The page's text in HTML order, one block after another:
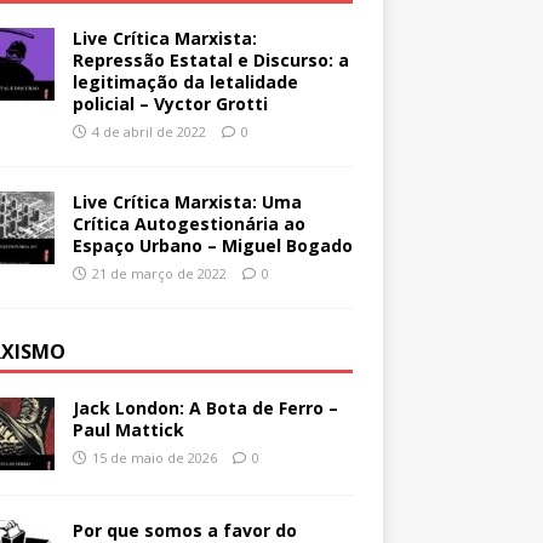
Live Crítica Marxista:
Repressão Estatal e Discurso: a
legitimação da letalidade
policial – Vyctor Grotti
4 de abril de 2022 0
Live Crítica Marxista: Uma
Crítica Autogestionária ao
Espaço Urbano – Miguel Bogado
21 de março de 2022 0
Jack London: A Bota de Ferro –
Paul Mattick
15 de maio de 2026 0
Por que somos a favor do